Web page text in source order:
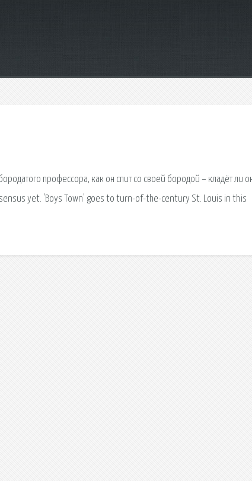
профессора, как он спит со своей бородой – кладёт ли
yet. 'Boys Town' goes to turn-of-the-century St. Louis in this